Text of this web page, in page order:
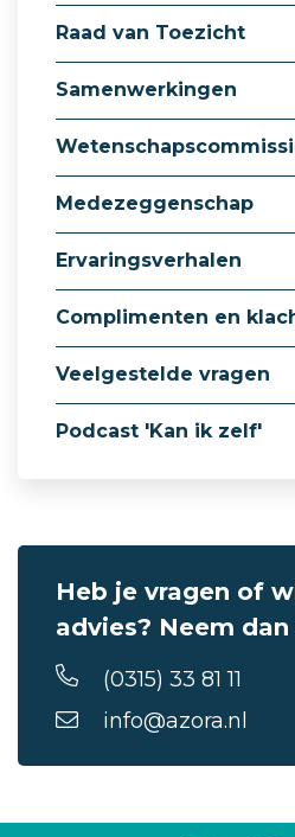
Raad van Toezicht
Samenwerkingen
Medezeggenschap
Ervaringsverhalen
Complimenten en
Veelgestelde vragen
Podcast 'Kan ik zelf'
Heb je vragen of
advies? Neem
(0315) 33 81 11
info@azora.nl